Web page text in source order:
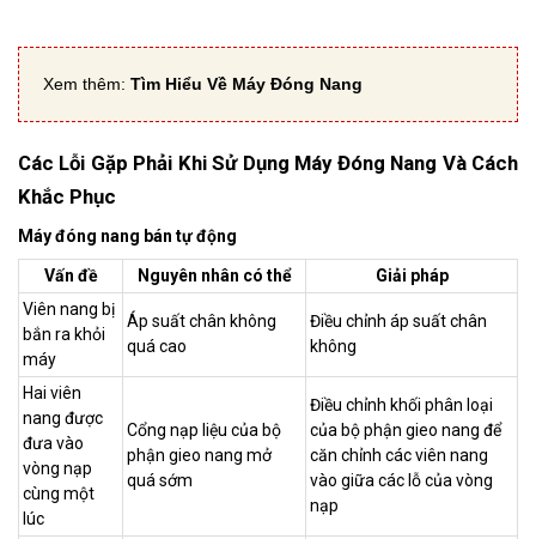
Xem thêm: Tìm Hiểu Về Máy Đóng Nang
Các Lỗi Gặp Phải Khi Sử Dụng Máy Đóng Nang Và Cách
Khắc Phục
Máy đóng nang bán tự động
Vấn đề Nguyên nhân có thể
Giải pháp
Viên nang bị
bắn ra khỏi
máy
Áp suất chân không
quá cao
Điều chỉnh áp suất chân
không
Hai viên
nang được
đưa vào
vòng nạp
cùng một
lúc
Cổng nạp liệu của bộ
phận gieo nang mở
quá sớm
Điều chỉnh khối phân loại
của bộ phận gieo nang để
căn chỉnh các viên nang
vào giữa các lỗ của vòng
nạp